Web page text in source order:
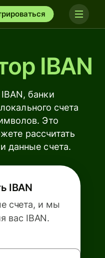
IBAN
банки
счета
Это
рассчитать
данные счета.
IBAN
счета, и мы
вас IBAN.